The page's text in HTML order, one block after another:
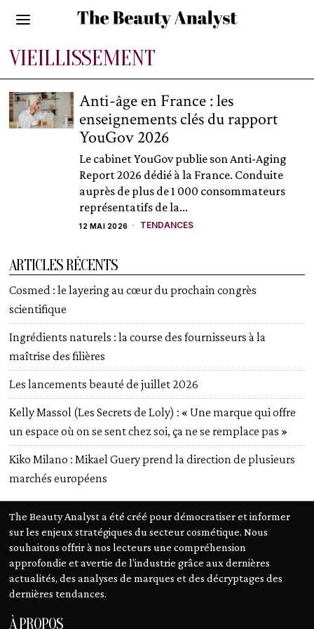
VIEILLISSEMENT
Anti-âge en France : les
enseignements clés du rapport
YouGov 2026
Le cabinet YouGov publie son Anti-Aging
Report 2026 dédié à la France. Conduite
auprès de plus de 1 000 consommateurs
représentatifs de la...
12 MAI 2026 TENDANCES
ARTICLES RÉCENTS
Cosmed : le layering au cœur du prochain congrès
scientifique
Ingrédients naturels : la course des fournisseurs à la
maîtrise des filières
Les lancements beauté de juillet 2026
Kelly Massol (Les Secrets de Loly) : « Une marque qui offre
un espace où on se sent chez soi, ça ne se remplace pas »
Kiko Milano : Mikael Guery prend la direction de plusieurs
marchés européens
The Beauty Analyst a été créé pour démocratiser et informer
sur les enjeux stratégiques du secteur cosmétique. Nous
souhaitons offrir à nos lecteurs une compréhension
approfondie et avertie de l’industrie grâce aux dernières
actualités, des analyses de marques et des décryptages des
dernières tendances.
À PROPOS